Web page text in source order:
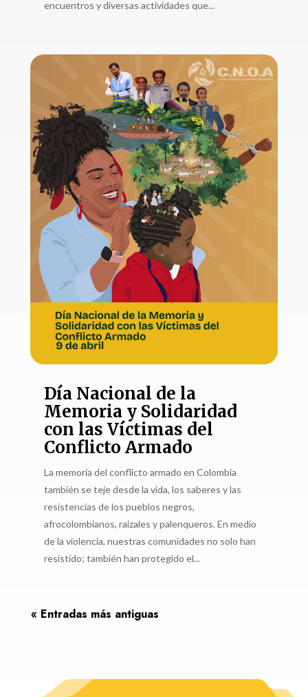
encuentros y diversas actividades que...
Día Nacional de la
Memoria y Solidaridad
con las Víctimas del
Conflicto Armado
La memoria del conflicto armado en Colombia
también se teje desde la vida, los saberes y las
resistencias de los pueblos negros,
afrocolombianos, raizales y palenqueros. En medio
de la violencia, nuestras comunidades no solo han
resistido; también han protegido el...
« Entradas más antiguas